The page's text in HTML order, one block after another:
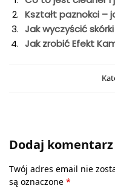
Kształt paznokci –
Jak wyczyścić
Jak zrobić Efekt
Dodaj komentarz
Twój adres email nie
są oznaczone *